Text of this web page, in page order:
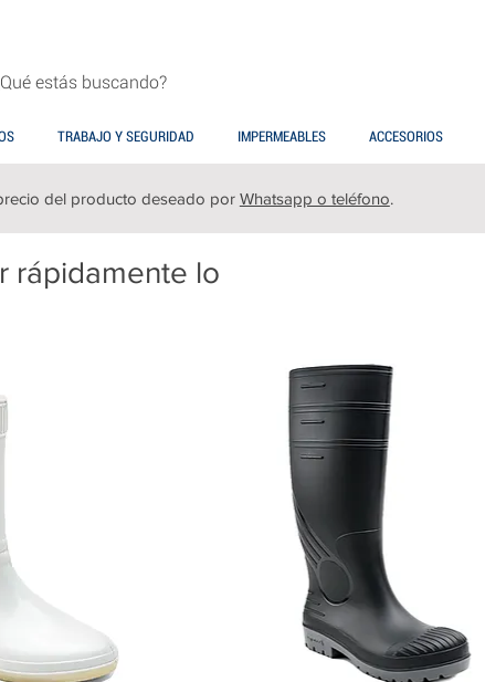
TRABAJO Y SEGURIDAD IMPERMEABLES ACCESORIOS
rápidamente lo
del producto deseado por Whatsapp o teléfono.